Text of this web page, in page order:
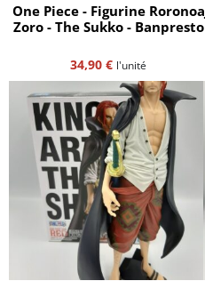
One Piece - Figurine Roronoa
Zoro - The Sukko - Banpresto
34,90 € l'unité